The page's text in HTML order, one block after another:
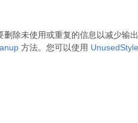
除未使用或重复的信息以减少输
方法。您可以使用